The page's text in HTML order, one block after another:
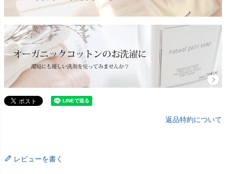
返品特約について
レビューを書く